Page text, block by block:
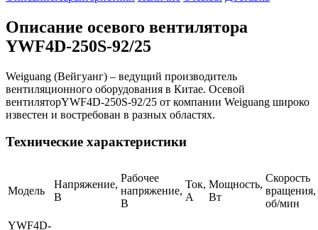
Описание осевого вентилятора
YWF4D-250S-92/25
Weiguang (Вейгуанг) – ведущий производитель
вентиляционного оборудования в Китае. Осевой
вентиляторYWF4D-250S-92/25 от компании Weiguang широко
известен и востребован в разных областях.
Технические характеристики
Модель
Напряжение,
В
Рабочее
напряжение,
В
Ток,
А
Мощность,
Вт
Скорость
вращения,
об/мин
YWF4D-